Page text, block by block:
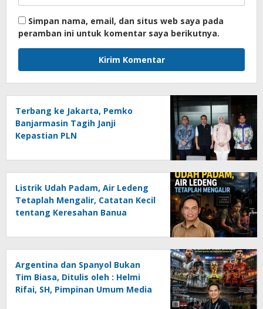
Simpan nama, email, dan situs web saya pada
peramban ini untuk komentar saya berikutnya.
Terbang ke Jakarta, Pemko
Banjarmasin Tagih Janji
Kepastian PLN
Listrik Udah Padam, Air Ledeng
Tetaplah Mengalir, Catatan Kecil
tentang Keresahan Banua
Ancaman Lingkungan, Oleh :
Helmi Rifai, SH
Argentina dan Spanyol Bukan
Tim Biasa, Ditulis oleh : Helmi
Rifai, SH, Pimpinan Umum Media